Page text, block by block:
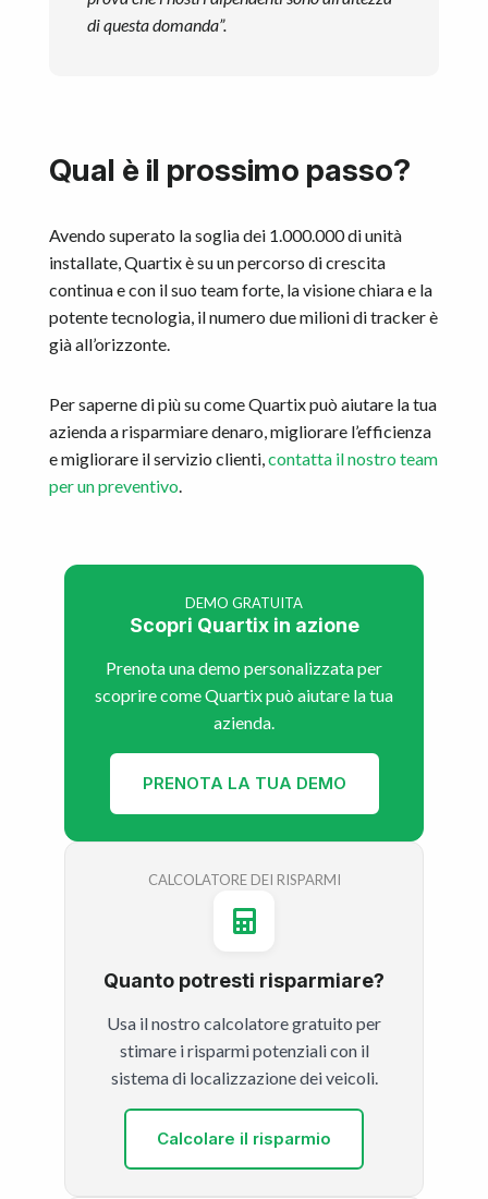
di questa domanda”.
Qual è il prossimo passo?
Avendo superato la soglia dei 1.000.000 di unità
installate, Quartix è su un percorso di crescita
continua e con il suo team forte, la visione chiara e la
potente tecnologia, il numero due milioni di tracker è
già all’orizzonte.
Per saperne di più su come Quartix può aiutare la tua
azienda a risparmiare denaro, migliorare l’efficienza
e migliorare il servizio clienti,contatta il nostro team
per un preventivo.
DEMO GRATUITA
Scopri Quartix in azione
Prenota una demo personalizzata per
scoprire come Quartix può aiutare la tua
azienda.
PRENOTA LA TUA DEMO
CALCOLATORE DEI RISPARMI
Quanto potresti risparmiare?
Usa il nostro calcolatore gratuito per
stimare i risparmi potenziali con il
sistema di localizzazione dei veicoli.
Calcolare il risparmio